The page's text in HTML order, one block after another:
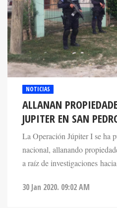
NOTICIAS
ALLANAN
JUPITER EN SAN
La Operación Júpiter I se ha
nacional, allanando
a raíz de investigaciones
30 Jan 2020. 09:02 AM